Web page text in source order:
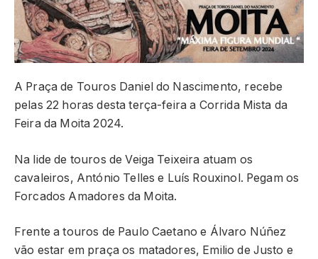
A Praça de Touros Daniel do Nascimento, recebe
pelas 22 horas desta terça-feira a Corrida Mista da
Feira da Moita 2024.
Na lide de touros de Veiga Teixeira atuam os
cavaleiros, António Telles e Luís Rouxinol. Pegam os
Forcados Amadores da Moita.
Frente a touros de Paulo Caetano e Álvaro Núñez
vão estar em praça os matadores, Emilio de Justo e